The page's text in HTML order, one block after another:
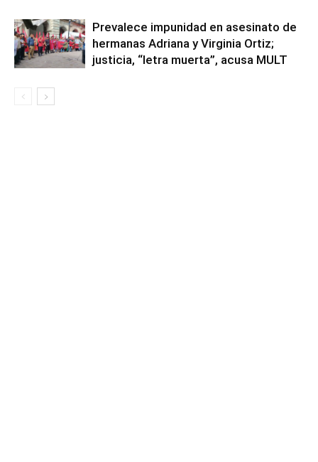
Prevalece impunidad en asesinato de
hermanas Adriana y Virginia Ortiz;
justicia, “letra muerta”, acusa MULT